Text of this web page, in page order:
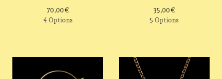
70,00€
4 Options
35,00€
5 Options